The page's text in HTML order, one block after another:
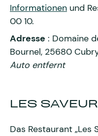
Informationen und
00 10.
Adresse : Domaine
Bournel, 25680
Auto entfernt
LES
Das Restaurant „Les